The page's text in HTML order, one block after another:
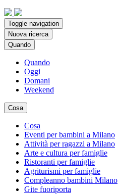
Toggle navigation
Nuova ricerca
Quando
Quando
Oggi
Domani
Weekend
Cosa
Cosa
Eventi per bambini a Milano
Attività per ragazzi a Milano
Arte e cultura per famiglie
Ristoranti per famiglie
Agriturismi per famiglie
Compleanno bambini Milano
Gite fuoriporta